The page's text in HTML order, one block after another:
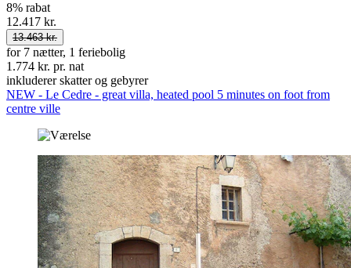
8% rabat
12.417 kr.
13.463 kr.
for 7 nætter, 1 feriebolig
1.774 kr. pr. nat
inkluderer skatter og gebyrer
NEW - Le Cedre - great villa, heated pool 5 minutes on foot from
centre ville